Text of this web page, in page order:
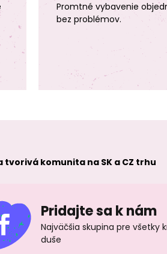
Promtné vybavenie
bez problémov.
tvorivá komunita na SK a CZ trhu
Pridajte sa k nám
Najväčšia skupina pre všetky
duše